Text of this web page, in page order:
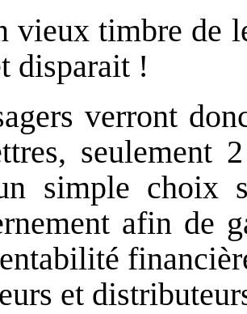
vieux timbre de
disparait !
verront
seulement
simple choix
afin de
et